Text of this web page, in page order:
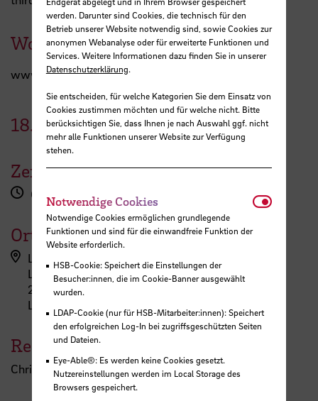
Workshop registration here
www.hs-bremen.de/kurs/11505/
18. März2025
Zeit
09:00 - 12:15 Uhr
Ort
LehrePlus (ZLL)
Langemarckstraße 113
28199 Bremen
L.201
Referent:in
Christof Dieterle
werden. Darunter sind Cookies, die technisch für den
Betrieb unserer Website notwendig sind, sowie Cookies zur
anonymen Webanalyse oder für erweiterte Funktionen und
Services. Weitere Informationen dazu finden Sie in unserer
Datenschutzerklärung.
Sie entscheiden, für welche Kategorien Sie dem Einsatz von
Cookies zustimmen möchten und für welche nicht. Bitte
berücksichtigen Sie, dass Ihnen je nach Auswahl ggf. nicht
mehr alle Funktionen unserer Website zur Verfügung
stehen.
Notwendige Cookies
Notwendige Cookies ermöglichen grundlegende
Funktionen und sind für die einwandfreie Funktion der
Website erforderlich.
HSB-Cookie: Speichert die Einstellungen der
Besucher:innen, die im Cookie-Banner ausgewählt
wurden.
LDAP-Cookie (nur für HSB-Mitarbeiter:innen): Speichert
den erfolgreichen Log-In bei zugriffsgeschützten Seiten
und Dateien.
Eye-Able®: Es werden keine Cookies gesetzt.
Nutzereinstellungen werden im Local Storage des
Browsers gespeichert.